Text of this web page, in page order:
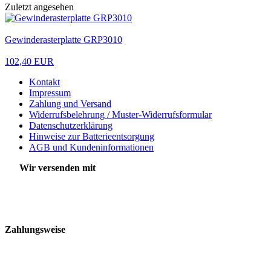
Zuletzt angesehen
Gewinderasterplatte GRP3010
102,40 EUR
Kontakt
Impressum
Zahlung und Versand
Widerrufsbelehrung / Muster-Widerrufsformular
Datenschutzerklärung
Hinweise zur Batterieentsorgung
AGB und Kundeninformationen
Wir versenden mit
Zahlungsweise